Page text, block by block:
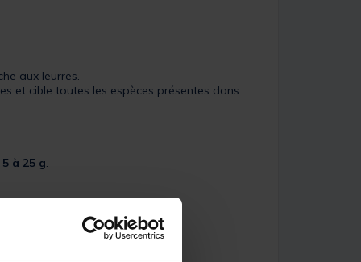
aux leurres.
et cible toutes les espèces présentes dans
5 à 25 g.